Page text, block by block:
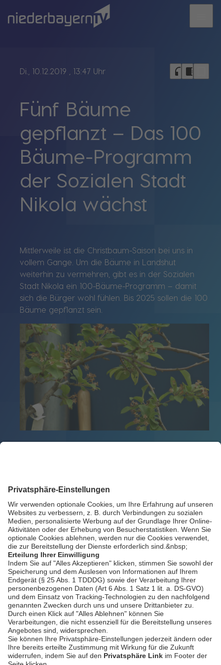
Di., 10.12.2019 , 13:47 Uhr headphones chrome_reader_mode
Fünf Bäume
gepflanzt – Das 100
Bäume-Programm
der Sozialen Stadt
Nikola wächst
Mittlerweile ist die Christbaum-Saison bei uns in
vollem Gange. Um die Bäume in Landshut
weiterhin zu vermehren, gibt es in der Sozialen
Stadt Nikola ein 100-Bäume-Programm – damit
sich die Bürger wohl fühlen. Bis 2025 sollen die 100
Bäume gepflanzt sein.
Zurück
AGB / Gewinnspiele